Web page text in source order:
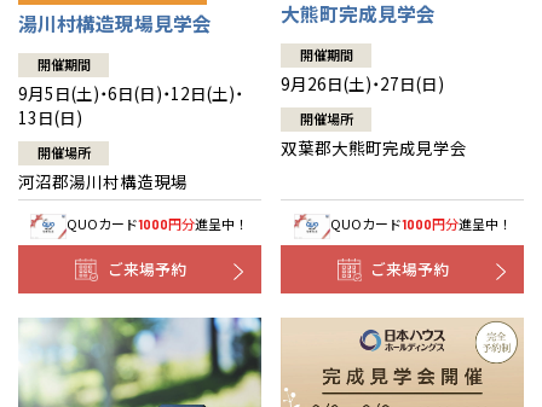
湯川村構造現場見学会
開催期間
9月5日(土)・6日(日)・12日(土)・
13日(日)
開催場所
河沼郡湯川村構造現場
QUOカード1000円分進呈中！
ご来場予約
大熊町完成見学会
開催期間
9月26日(土)・27日(日)
開催場所
双葉郡大熊町完成見学会
QUOカード1000円分進呈中！
ご来場予約